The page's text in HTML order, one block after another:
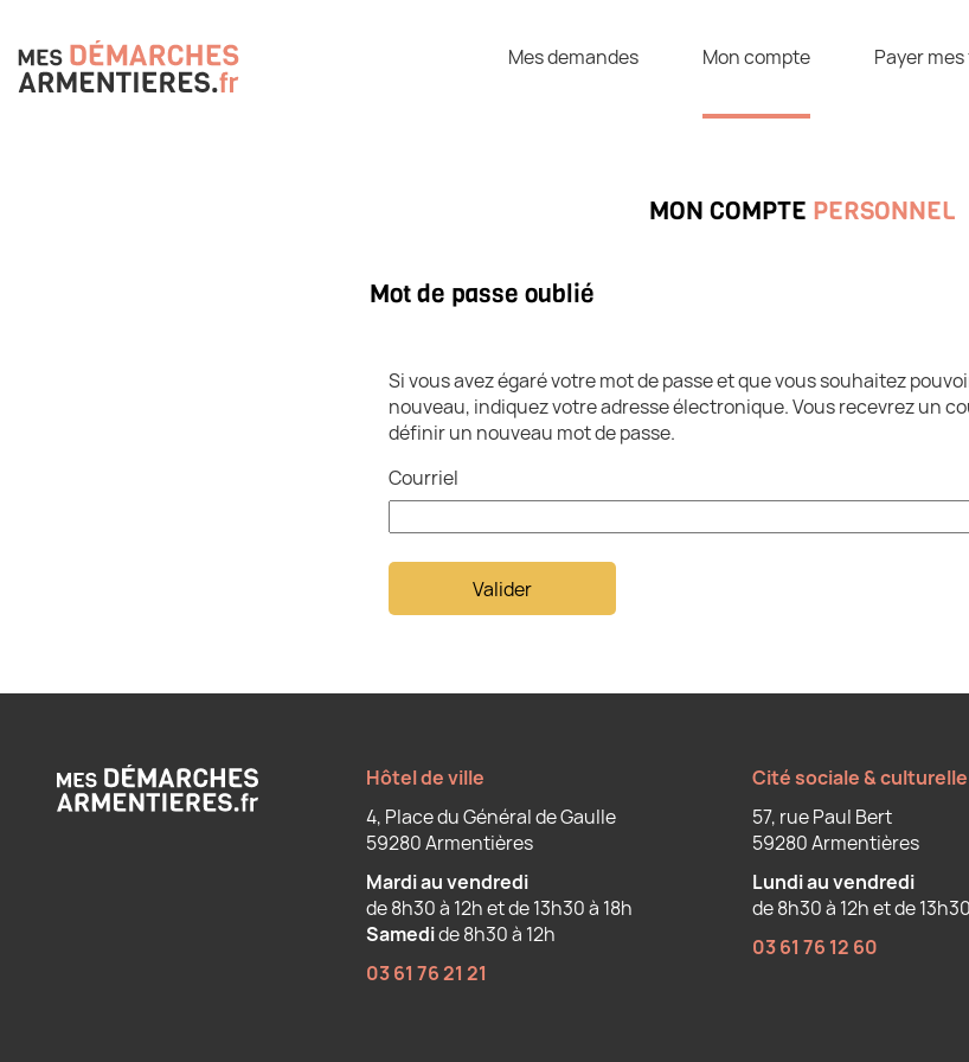
Mes demandes Mon compte Payer
MON COMPTE PERSONNEL
Mot de passe oublié
Si vous avez égaré votre mot de passe et que vous souhaitez
nouveau, indiquez votre adresse électronique. Vous recevrez un
définir un nouveau mot de passe.
Courriel
Valider
Hôtel de ville
4, Place du Général de Gaulle
59280 Armentières
Mardi au vendredi
de 8h30 à 12h et de 13h30 à 18h
Samedide 8h30 à 12h
03 61 76 21 21
Cité sociale & culturelle
57, rue Paul Bert
59280 Armentières
Lundi au vendredi
de 8h30 à 12h et de
03 61 76 12 60